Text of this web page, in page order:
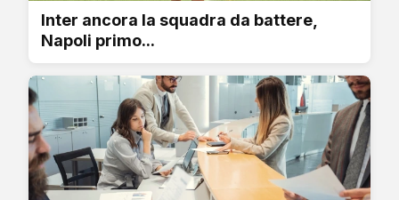
Inter ancora la squadra da battere,
Napoli primo...